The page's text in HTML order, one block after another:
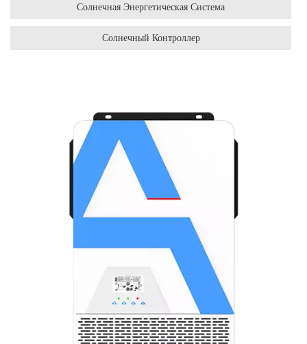
Солнечная Энергетическая Система
Солнечный Контроллер